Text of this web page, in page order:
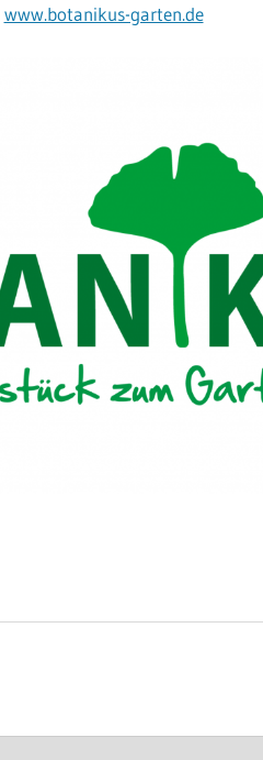
www.botanikus-garten.de